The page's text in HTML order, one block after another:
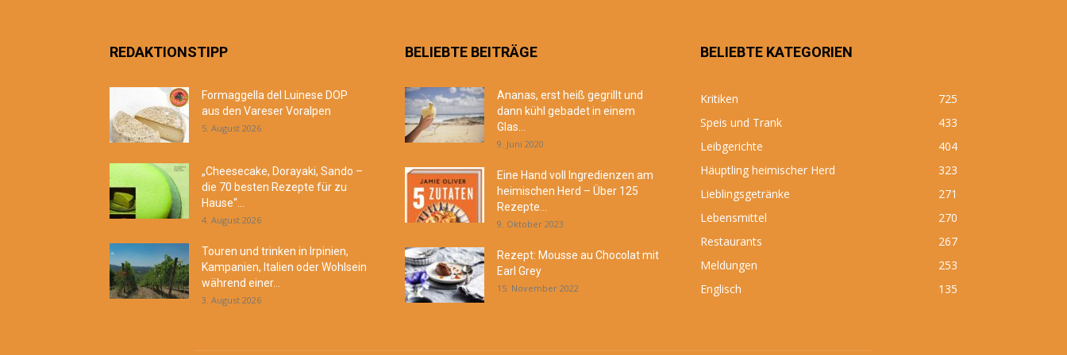
REDAKTIONSTIPP
Formaggella del Luinese DOP
aus den Vareser Voralpen
5. August 2026
„Cheesecake, Dorayaki, Sando –
die 70 besten Rezepte für zu
Hause“...
4. August 2026
Touren und trinken in Irpinien,
Kampanien, Italien oder Wohlsein
während einer...
3. August 2026
BELIEBTE BEITRÄGE
Ananas, erst heiß gegrillt und
dann kühl gebadet in einem
Glas...
9. Juni 2020
Eine Hand voll Ingredienzen am
heimischen Herd – Über 125
Rezepte...
9. Oktober 2023
Rezept: Mousse au Chocolat mit
Earl Grey
15. November 2022
BELIEBTE KATEGORIEN
Kritiken
725
Speis und Trank
433
Leibgerichte
404
Häuptling heimischer Herd
323
Lieblingsgetränke
271
Lebensmittel
270
Restaurants
267
Meldungen
253
Englisch
135